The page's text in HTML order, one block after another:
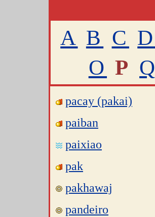
A B C D
O P Q
pacay (pakai)
paiban
paixiao
pak
pakhawaj
pandeiro